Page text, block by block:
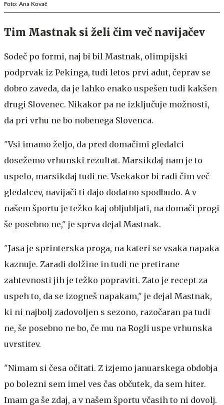
Foto: Ana Kovač
Tim Mastnak si želi čim več navijačev
Sodeč po formi, naj bi bil Mastnak, olimpijski
podprvak iz Pekinga, tudi letos prvi adut, čeprav se
dobro zaveda, da je lahko enako uspešen tudi kakšen
drugi Slovenec. Nikakor pa ne izključuje možnosti,
da pri vrhu ne bo nobenega Slovenca.
"Vsi imamo željo, da pred domačimi gledalci
dosežemo vrhunski rezultat. Marsikdaj nam je to
uspelo, marsikdaj tudi ne. Vsekakor bi radi čim več
gledalcev, navijači ti dajo dodatno spodbudo. A v
našem športu je težko kaj obljubljati, na domači progi
še posebno ne," je sprva dejal Mastnak.
"Jasa je sprinterska proga, na kateri se vsaka napaka
kaznuje. Zaradi dolžine in tudi ne pretirane
zahtevnosti jih je težko popraviti. Zato je recept za
uspeh to, da se izogneš napakam," je dejal Mastnak,
ki ni najbolj zadovoljen s sezono, razočaran pa tudi
ne, še posebno ne bo, če mu na Rogli uspe vrhunska
uvrstitev.
"Nimam si česa očitati. Z izjemo januarskega obdobja
po bolezni sem imel ves čas občutek, da sem hiter.
Imam ga še zdaj, a v našem športu včasih to ni dovolj.